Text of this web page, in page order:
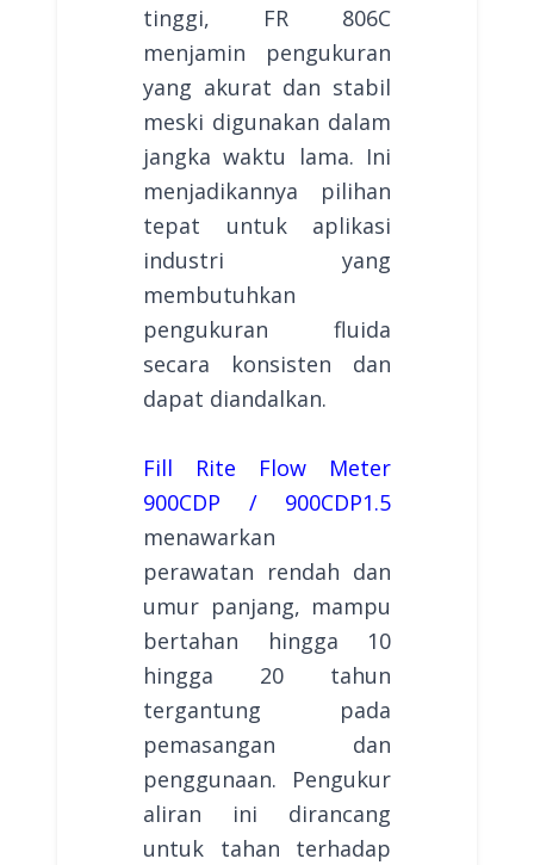
tinggi, FR 806C
menjamin pengukuran
yang akurat dan stabil
meski digunakan dalam
jangka waktu lama. Ini
menjadikannya pilihan
tepat untuk aplikasi
industri yang
membutuhkan
pengukuran fluida
secara konsisten dan
dapat diandalkan.
Fill Rite Flow Meter
900CDP / 900CDP1.5
menawarkan
perawatan rendah dan
umur panjang, mampu
bertahan hingga 10
hingga 20 tahun
tergantung pada
pemasangan dan
penggunaan. Pengukur
aliran ini dirancang
untuk tahan terhadap